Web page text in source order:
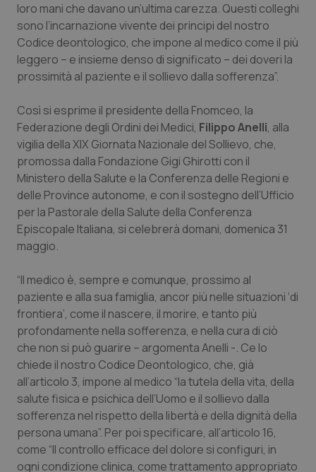
Molise
Piemonte
Provincia Autonoma di Trento
Puglia
Sardegna
Sicilia
Toscana
Umbria
Valle D’Aosta
Veneto
Epatiti
HIV
Ipertensione & Scompenso
Malattie rare
Malattia di Crohn & Rettocolite Ulcerosa
Neuroscienze & patologie neurodegenerative
Obesità
Oftalmologia
Oncodermatologia
Oncoematologia
Oncologia & Nutrizione
Psoriasi & pelle
loro mani che davano un’ultima carezza. Questi colleghi
sono l’incarnazione vivente dei principi del nostro
Codice deontologico, che impone al medico come il più
leggero – e insieme denso di significato – dei doveri la
prossimità al paziente e il sollievo dalla sofferenza”.
Così si esprime il presidente della Fnomceo, la
Federazione degli Ordini dei Medici, Filippo Anelli, alla
vigilia della XIX Giornata Nazionale del Sollievo, che,
promossa dalla Fondazione Gigi Ghirotti con il
Ministero della Salute e la Conferenza delle Regioni e
delle Province autonome, e con il sostegno dell’Ufficio
per la Pastorale della Salute della Conferenza
Episcopale Italiana, si celebrerà domani, domenica 31
maggio.
“Il medico è, sempre e comunque, prossimo al
paziente e alla sua famiglia, ancor più nelle situazioni ‘di
frontiera’, come il nascere, il morire, e tanto più
profondamente nella sofferenza, e nella cura di ciò
che non si può guarire – argomenta Anelli -. Ce lo
chiede il nostro Codice Deontologico, che, già
all’articolo 3, impone al medico “la tutela della vita, della
salute fisica e psichica dell’Uomo e il sollievo dalla
sofferenza nel rispetto della libertà e della dignità della
persona umana”. Per poi specificare, all’articolo 16,
come “Il controllo efficace del dolore si configuri, in
ogni condizione clinica, come trattamento appropriato